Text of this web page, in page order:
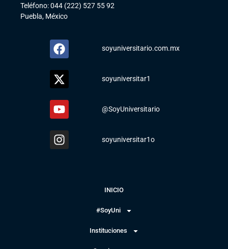
Teléfono: 044 (222) 527 55 92
Puebla, México
soyuniversitario.com.mx
soyuniversitar1
@SoyUniversitario
soyuniversitar1o
INICIO
#SoyUni
Instituciones